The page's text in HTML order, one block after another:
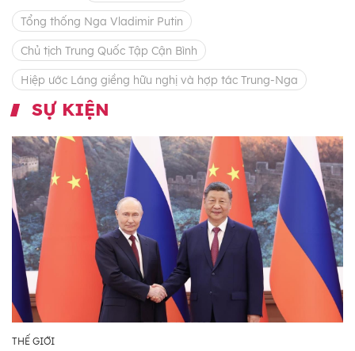
Tổng thống Nga Vladimir Putin
Chủ tịch Trung Quốc Tập Cận Bình
Hiệp ước Láng giềng hữu nghị và hợp tác Trung-Nga
SỰ KIỆN
THẾ GIỚI